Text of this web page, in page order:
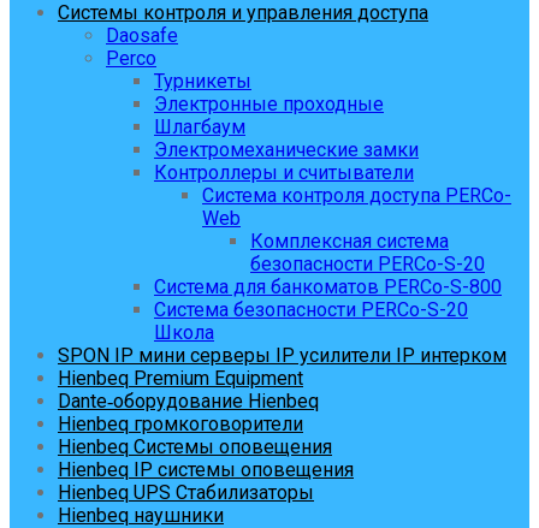
Системы контроля и управления доступа
Daosafe
Perco
Турникеты
Электронные проходные
Шлагбаум
Электромеханические замки
Контроллеры и считыватели
Система контроля доступа PERCo-
Web
Комплексная система
безопасности PERCo-S-20
Система для банкоматов PERCo-S-800
Система безопасности PERCo-S-20
Школа
SPON IP мини серверы IP усилители IP интерком
Hienbeq Premium Equipment
Dante‑оборудование Hienbeq
Hienbeq громкоговорители
Hienbeq Системы оповещения
Hienbeq IP системы оповещения
Hienbeq UPS Стабилизаторы
Hienbeq наушники